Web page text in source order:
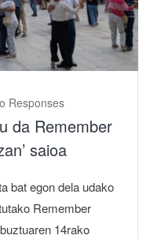
Responses
da Remember
saioa
bat egon dela udako
Remember
14rako